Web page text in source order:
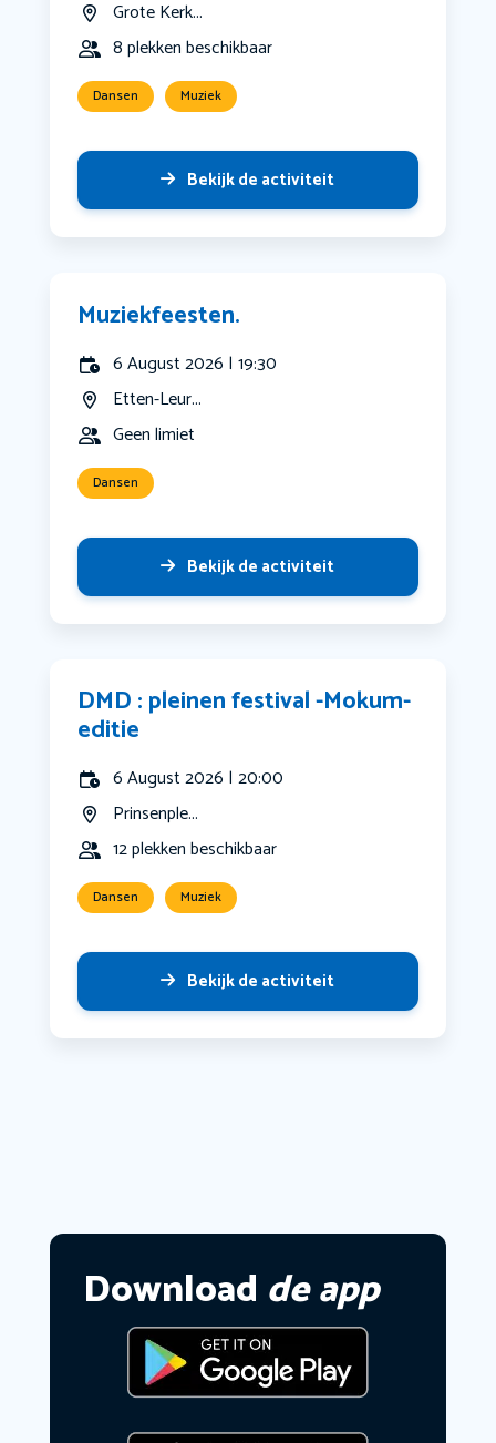
Grote Kerk...
8 plekken beschikbaar
Dansen Muziek
Bekijk de activiteit
Muziekfeesten.
6 August 2026 | 19:30
Etten-Leur...
Geen limiet
Dansen
Bekijk de activiteit
DMD : pleinen festival -Mokum-
editie
6 August 2026 | 20:00
Prinsenple...
12 plekken beschikbaar
Dansen Muziek
Bekijk de activiteit
Download de app